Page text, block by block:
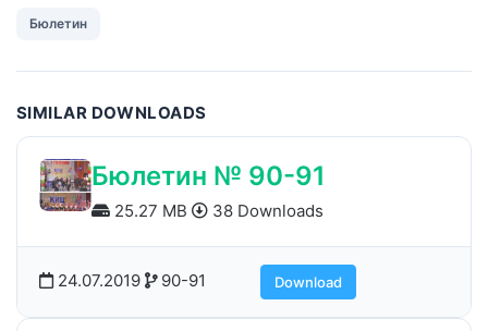
Бюлетин
SIMILAR DOWNLOADS
Бюлетин № 90-91
25.27 MB 38 Downloads
24.07.2019 90-91 Download